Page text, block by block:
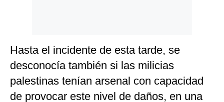
Hasta el incidente de esta tarde, se
desconocía también si las milicias
palestinas tenían arsenal con capacidad
de provocar este nivel de daños, en una